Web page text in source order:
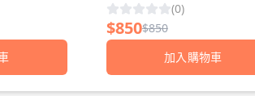
(0)
$850$850
加入購物車